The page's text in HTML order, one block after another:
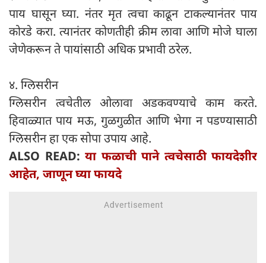
पाय घासून घ्या. नंतर मृत त्वचा काढून टाकल्यानंतर पाय
कोरडे करा. त्यानंतर कोणतीही क्रीम लावा आणि मोजे घाला
जेणेकरून ते पायांसाठी अधिक प्रभावी ठरेल.
४. ग्लिसरीन
ग्लिसरीन त्वचेतील ओलावा अडकवण्याचे काम करते.
हिवाळ्यात पाय मऊ, गुळगुळीत आणि भेगा न पडण्यासाठी
ग्लिसरीन हा एक सोपा उपाय आहे.
ALSO READ: या फळाची पाने त्वचेसाठी फायदेशीर
आहेत, जाणून घ्या फायदे